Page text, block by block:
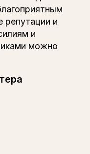
репутации и
и
можно